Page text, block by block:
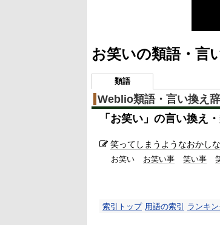
お笑いの類語・言
類語
Weblio類語・言い換え
「 お笑い 」の言い換え
笑ってしまうようなおかしな
お笑い お笑い事 笑い事
索引トップ 用語の索引 ランキ